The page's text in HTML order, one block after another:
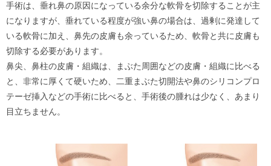
手術は、垂れ鼻の原因になっている余分な軟骨を切除することが主
になりますが、垂れている程度が強い鼻の場合は、過剰に発達して
いる軟骨に加え、鼻先の皮膚も余っているため、軟骨と共に皮膚も
切除する必要があります。
鼻尖、鼻柱の皮膚・組織は、まぶた周囲などの皮膚・組織に比べる
と、非常に厚くて硬いため、二重まぶた切開法や鼻のシリコンプロ
テーゼ挿入などの手術に比べると、手術後の腫れは少なく、あまり
目立ちません。